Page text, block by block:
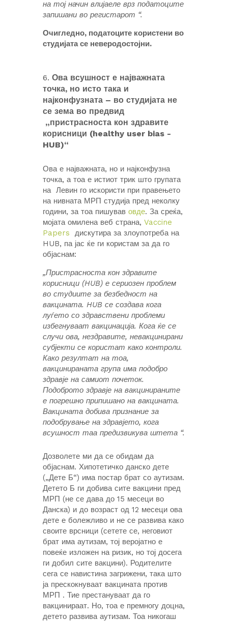
на тој начин влијаеле врз податоците
запишани во регистарот “.
Очигледно, податоците користени во
студијата се неверодостојни.
6. Ова всушност е најважната
точка, но исто така и
најконфузната – во студијата не
се зема во предвид
„пристрасноста кон здравите
корисници (healthy user bias -
HUB)“
Ова е најважната, но и најконфузна
точка, а тоа е истиот трик што групата
на Левин го искористи при правењето
на нивната МРП студија пред неколку
години, за тоа пишував овде. За среќа,
мојата омилена веб страна, Vaccine
Papers дискутира за злоупотреба на
HUB, па јас ќе ги користам за да го
објаснам:
„Пристрасноста кон здравите
корисници (HUB) е сериозен проблем
во студиите за безбедност на
вакцината. HUB се создава кога
луѓето со здравствени проблеми
избегнуваат вакцинација. Кога ќе се
случи ова, нездравите, невакцинирани
субјекти се користат како контроли.
Како резултат на тоа,
вакцинираната група има подобро
здравје на самиот почеток.
Подоброто здравје на вакцинираните
е погрешно припишано на вакцината.
Вакцината добива признание за
подобрување на здравјето, кога
всушност таа предизвикува штета “.
Дозволете ми да се обидам да
објаснам. Хипотетичко данско дете
(„Дете Б“) има постар брат со аутизам.
Детето Б ги добива сите вакцини пред
МРП (не се дава до 15 месеци во
Данска) и до возраст од 12 месеци ова
дете е болежливо и не се развива како
своите врсници (сетете се, неговиот
брат има аутизам, тој веројатно е
повеќе изложен на ризик, но тој досега
ги добил сите вакцини). Родителите
сега се навистина загрижени, така што
ја прескокнуваат вакцината против
МРП . Тие престануваат да го
вакцинираат. Но, тоа е премногу доцна,
детето развива аутизам. Тоа никогаш